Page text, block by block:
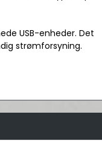
USB-enheder. Det
strømforsyning.